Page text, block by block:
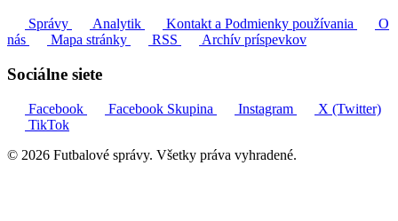
Správy Analytik Kontakt a Podmienky používania
O
nás
Mapa stránky RSS Archív príspevkov
Sociálne siete
Facebook Facebook Skupina Instagram
X (Twitter)
TikTok
© 2026 Futbalové správy. Všetky práva vyhradené.